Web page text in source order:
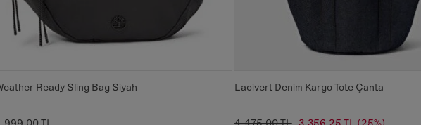
Ready Sling Bag Siyah
TL
Lacivert Denim Kargo Tote Çanta
4.475,00 TL 3.356,25 TL (25%)